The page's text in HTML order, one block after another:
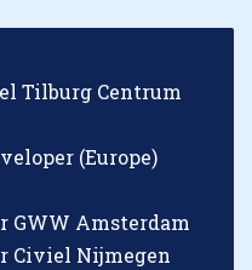
Tilburg Centrum
(Europe)
GWW Amsterdam
Civiel Nijmegen